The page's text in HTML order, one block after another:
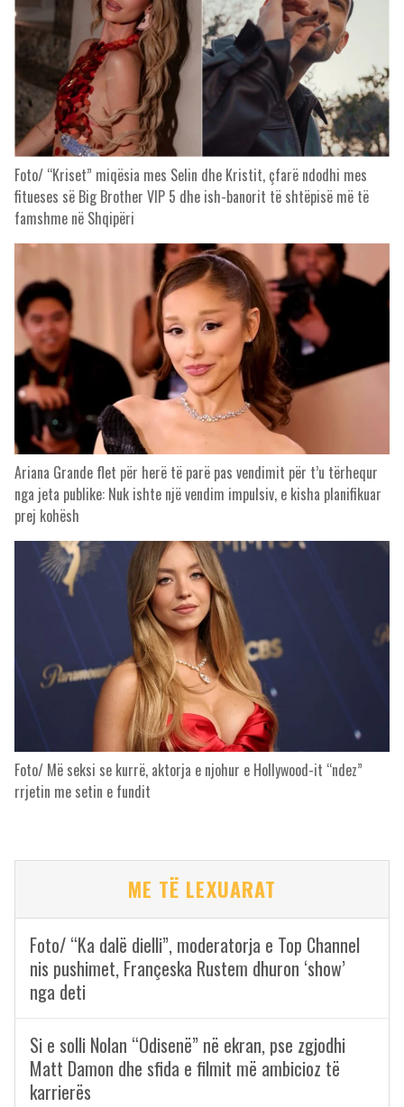
Foto/ “Kriset” miqësia mes Selin dhe Kristit, çfarë ndodhi mes
fitueses së Big Brother VIP 5 dhe ish-banorit të shtëpisë më të
famshme në Shqipëri
Ariana Grande flet për herë të parë pas vendimit për t’u tërhequr
nga jeta publike: Nuk ishte një vendim impulsiv, e kisha planifikuar
prej kohësh
Foto/ Më seksi se kurrë, aktorja e njohur e Hollywood-it “ndez”
rrjetin me setin e fundit
ME TË LEXUARAT
Foto/ “Ka dalë dielli”, moderatorja e Top Channel
nis pushimet, Françeska Rustem dhuron ‘show’
nga deti
Si e solli Nolan “Odisenë” në ekran, pse zgjodhi
Matt Damon dhe sfida e filmit më ambicioz të
karrierës